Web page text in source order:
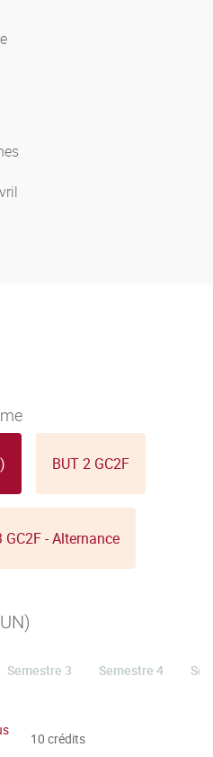
BUT 2 GC2F
GC2F - Alternance
Semestre 3 Semestre 4
10 crédits